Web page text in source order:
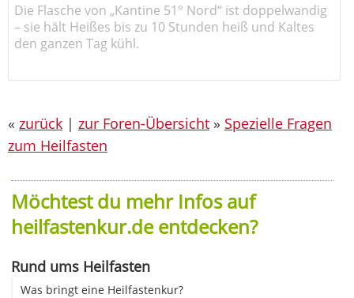
Die Flasche von „Kantine 51° Nord“ ist doppelwandig
– sie hält Heißes bis zu 10 Stunden heiß und Kaltes
den ganzen Tag kühl.
« zurück | zur Foren-Übersicht » Spezielle Fragen
zum Heilfasten
Möchtest du mehr Infos auf
heilfastenkur.de entdecken?
Rund ums Heilfasten
Was bringt eine Heilfastenkur?